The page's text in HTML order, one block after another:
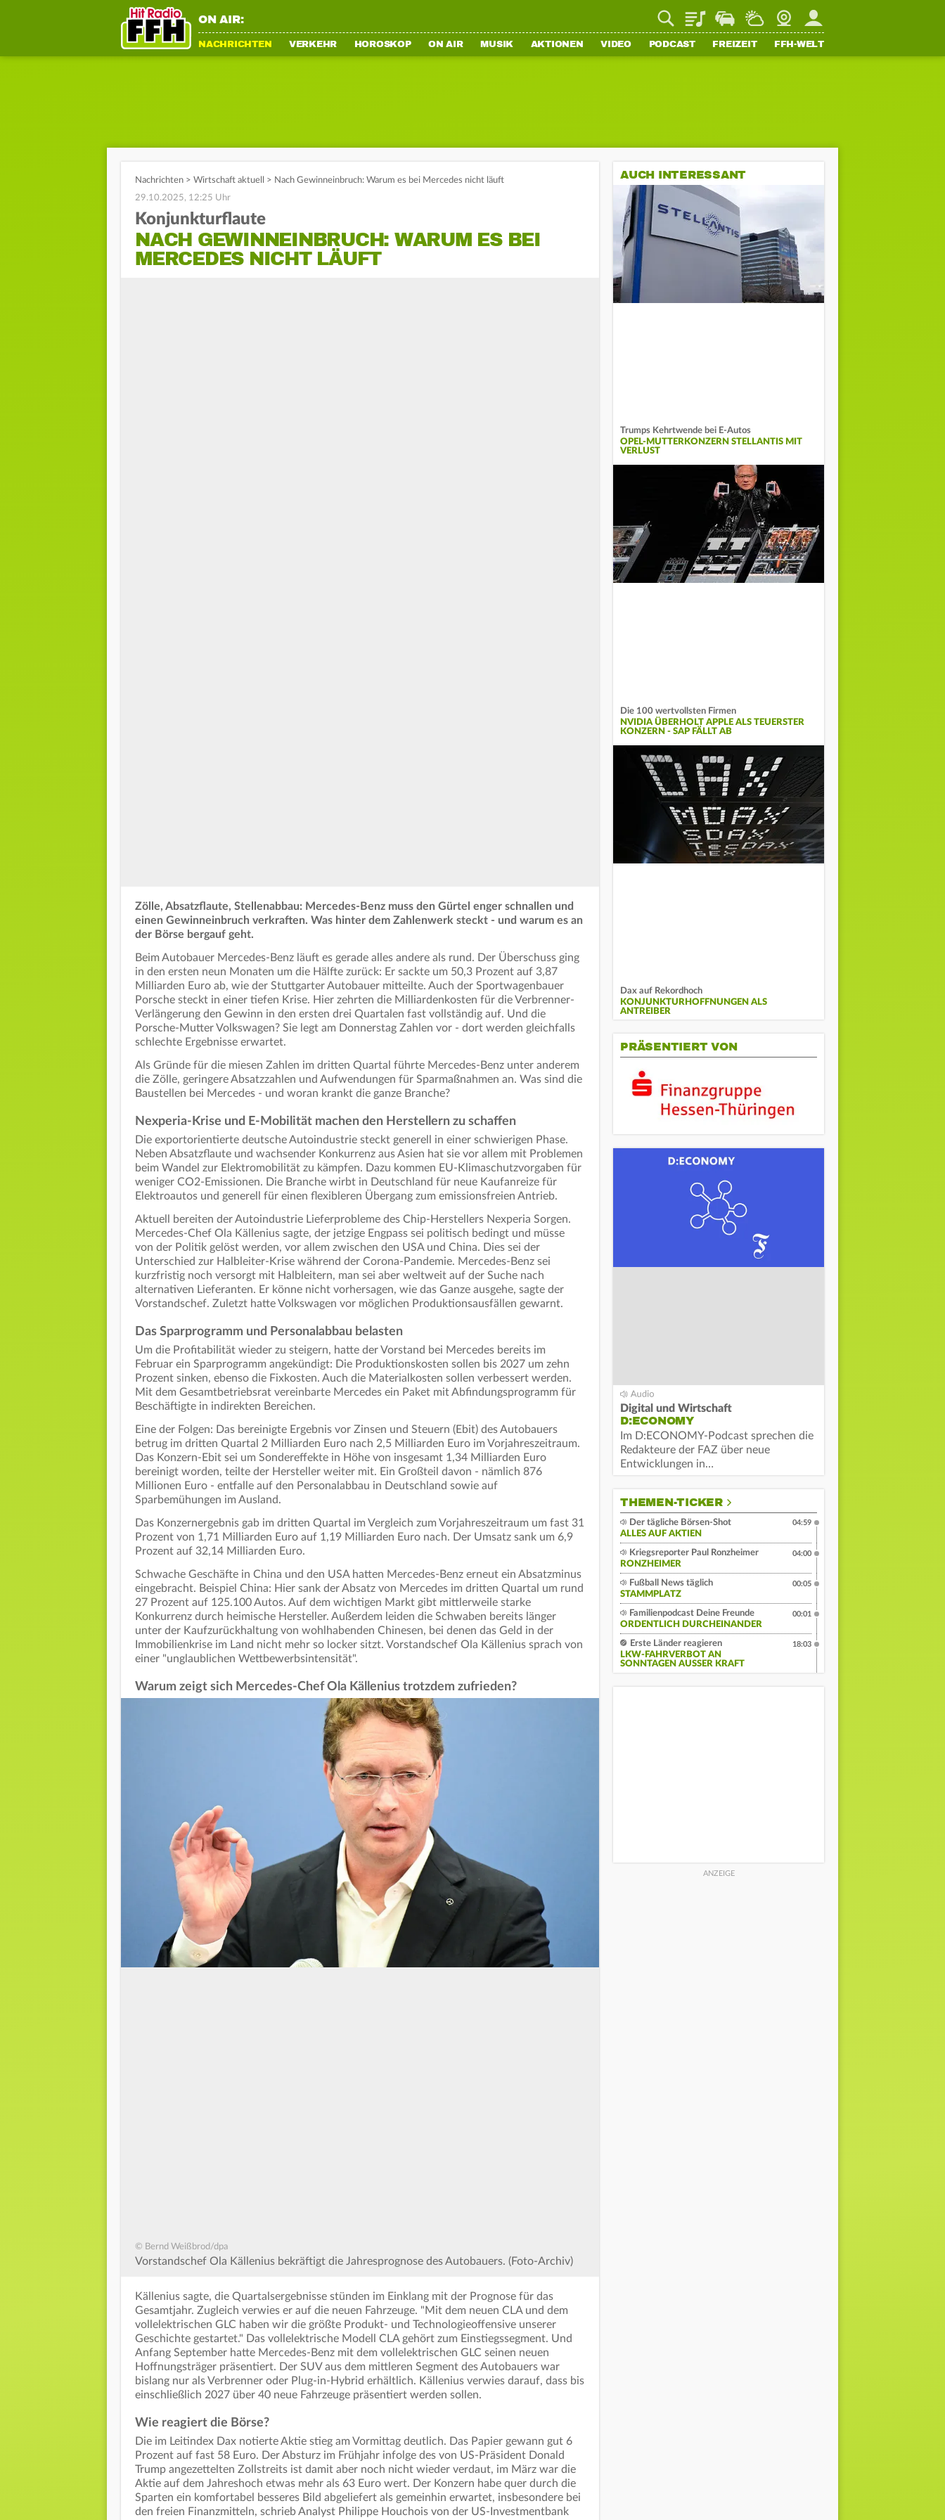
ON AIR: PlaylistStaupilotWetterWebcamMein FFH
NACHRICHTEN VERKEHR HOROSKOP ON AIR MUSIK AKTIONEN VIDEO PODCAST FREIZEIT FFH-WELT
Nachrichten > Wirtschaft aktuell > Nach Gewinneinbruch: Warum es bei Mercedes nicht läuft
29.10.2025, 12:25 Uhr
Konjunkturflaute
NACH GEWINNEINBRUCH: WARUM ES BEI
MERCEDES NICHT LÄUFT
Zölle, Absatzflaute, Stellenabbau: Mercedes-Benz muss den Gürtel enger schnallen und
einen Gewinneinbruch verkraften. Was hinter dem Zahlenwerk steckt - und warum es an
der Börse bergauf geht.
Beim Autobauer Mercedes-Benz läuft es gerade alles andere als rund. Der Überschuss ging
in den ersten neun Monaten um die Hälfte zurück: Er sackte um 50,3 Prozent auf 3,87
Milliarden Euro ab, wie der Stuttgarter Autobauer mitteilte. Auch der Sportwagenbauer
Porsche steckt in einer tiefen Krise. Hier zehrten die Milliardenkosten für die Verbrenner-
Verlängerung den Gewinn in den ersten drei Quartalen fast vollständig auf. Und die
Porsche-Mutter Volkswagen? Sie legt am Donnerstag Zahlen vor - dort werden gleichfalls
schlechte Ergebnisse erwartet.
Als Gründe für die miesen Zahlen im dritten Quartal führte Mercedes-Benz unter anderem
die Zölle, geringere Absatzzahlen und Aufwendungen für Sparmaßnahmen an. Was sind die
Baustellen bei Mercedes - und woran krankt die ganze Branche?
Nexperia-Krise und E-Mobilität machen den Herstellern zu schaffen
Die exportorientierte deutsche Autoindustrie steckt generell in einer schwierigen Phase.
Neben Absatzflaute und wachsender Konkurrenz aus Asien hat sie vor allem mit Problemen
beim Wandel zur Elektromobilität zu kämpfen. Dazu kommen EU-Klimaschutzvorgaben für
weniger CO2-Emissionen. Die Branche wirbt in Deutschland für neue Kaufanreize für
Elektroautos und generell für einen flexibleren Übergang zum emissionsfreien Antrieb.
Aktuell bereiten der Autoindustrie Lieferprobleme des Chip-Herstellers Nexperia Sorgen.
Mercedes-Chef Ola Källenius sagte, der jetzige Engpass sei politisch bedingt und müsse
von der Politik gelöst werden, vor allem zwischen den USA und China. Dies sei der
Unterschied zur Halbleiter-Krise während der Corona-Pandemie. Mercedes-Benz sei
kurzfristig noch versorgt mit Halbleitern, man sei aber weltweit auf der Suche nach
alternativen Lieferanten. Er könne nicht vorhersagen, wie das Ganze ausgehe, sagte der
Vorstandschef. Zuletzt hatte Volkswagen vor möglichen Produktionsausfällen gewarnt.
Das Sparprogramm und Personalabbau belasten
Um die Profitabilität wieder zu steigern, hatte der Vorstand bei Mercedes bereits im
Februar ein Sparprogramm angekündigt: Die Produktionskosten sollen bis 2027 um zehn
Prozent sinken, ebenso die Fixkosten. Auch die Materialkosten sollen verbessert werden.
Mit dem Gesamtbetriebsrat vereinbarte Mercedes ein Paket mit Abfindungsprogramm für
Beschäftigte in indirekten Bereichen.
Eine der Folgen: Das bereinigte Ergebnis vor Zinsen und Steuern (Ebit) des Autobauers
betrug im dritten Quartal 2 Milliarden Euro nach 2,5 Milliarden Euro im Vorjahreszeitraum.
Das Konzern-Ebit sei um Sondereffekte in Höhe von insgesamt 1,34 Milliarden Euro
bereinigt worden, teilte der Hersteller weiter mit. Ein Großteil davon - nämlich 876
Millionen Euro - entfalle auf den Personalabbau in Deutschland sowie auf
Sparbemühungen im Ausland.
Das Konzernergebnis gab im dritten Quartal im Vergleich zum Vorjahreszeitraum um fast 31
Prozent von 1,71 Milliarden Euro auf 1,19 Milliarden Euro nach. Der Umsatz sank um 6,9
Prozent auf 32,14 Milliarden Euro.
Schwache Geschäfte in China und den USA hatten Mercedes-Benz erneut ein Absatzminus
eingebracht. Beispiel China: Hier sank der Absatz von Mercedes im dritten Quartal um rund
27 Prozent auf 125.100 Autos. Auf dem wichtigen Markt gibt mittlerweile starke
Konkurrenz durch heimische Hersteller. Außerdem leiden die Schwaben bereits länger
unter der Kaufzurückhaltung von wohlhabenden Chinesen, bei denen das Geld in der
Immobilienkrise im Land nicht mehr so locker sitzt. Vorstandschef Ola Källenius sprach von
einer "unglaublichen Wettbewerbsintensität".
Warum zeigt sich Mercedes-Chef Ola Källenius trotzdem zufrieden?
© Bernd Weißbrod/dpa
Vorstandschef Ola Källenius bekräftigt die Jahresprognose des Autobauers. (Foto-Archiv)
Källenius sagte, die Quartalsergebnisse stünden im Einklang mit der Prognose für das
Gesamtjahr. Zugleich verwies er auf die neuen Fahrzeuge. "Mit dem neuen CLA und dem
vollelektrischen GLC haben wir die größte Produkt- und Technologieoffensive unserer
Geschichte gestartet." Das vollelektrische Modell CLA gehört zum Einstiegssegment. Und
Anfang September hatte Mercedes-Benz mit dem vollelektrischen GLC seinen neuen
Hoffnungsträger präsentiert. Der SUV aus dem mittleren Segment des Autobauers war
bislang nur als Verbrenner oder Plug-in-Hybrid erhältlich. Källenius verwies darauf, dass bis
einschließlich 2027 über 40 neue Fahrzeuge präsentiert werden sollen.
Wie reagiert die Börse?
Die im Leitindex Dax notierte Aktie stieg am Vormittag deutlich. Das Papier gewann gut 6
Prozent auf fast 58 Euro. Der Absturz im Frühjahr infolge des von US-Präsident Donald
Trump angezettelten Zollstreits ist damit aber noch nicht wieder verdaut, im März war die
Aktie auf dem Jahreshoch etwas mehr als 63 Euro wert. Der Konzern habe quer durch die
Sparten ein komfortabel besseres Bild abgeliefert als gemeinhin erwartet, insbesondere bei
den freien Finanzmitteln, schrieb Analyst Philippe Houchois von der US-Investmentbank
AUCH INTERESSANT
Trumps Kehrtwende bei E-Autos
OPEL-MUTTERKONZERN STELLANTIS MIT
VERLUST
Die 100 wertvollsten Firmen
NVIDIA ÜBERHOLT APPLE ALS TEUERSTER
KONZERN - SAP FÄLLT AB
Dax auf Rekordhoch
KONJUNKTURHOFFNUNGEN ALS
ANTREIBER
PRÄSENTIERT VON
Digital und Wirtschaft
D:ECONOMY
Im D:ECONOMY-Podcast sprechen die
Redakteure der FAZ über neue
Entwicklungen in…
THEMEN-TICKER
Der tägliche Börsen-Shot
ALLES AUF AKTIEN
04:59
Kriegsreporter Paul Ronzheimer
RONZHEIMER
04:00
Fußball News täglich
STAMMPLATZ
00:05
Familienpodcast Deine Freunde
ORDENTLICH DURCHEINANDER
00:01
Erste Länder reagieren
LKW-FAHRVERBOT AN
SONNTAGEN AUSSER KRAFT
18:03